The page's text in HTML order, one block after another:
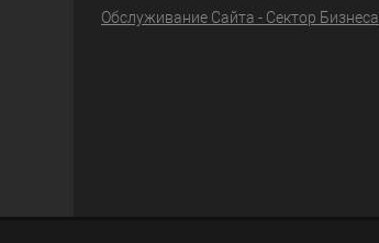
Обслуживание Сайта - Сектор Бизнеса